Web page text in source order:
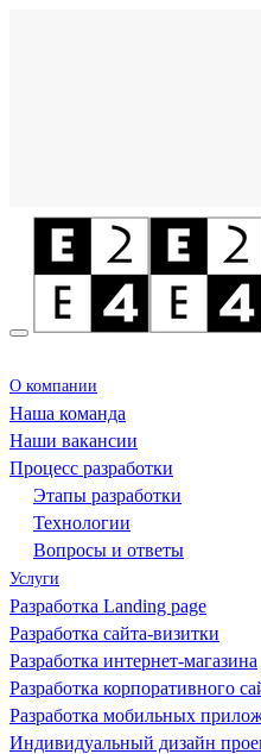
О компании
Наша команда
Наши вакансии
Процесс разработки
Этапы разработки
Технологии
Вопросы и ответы
Услуги
Разработка Landing page
Разработка сайта-визитки
Разработка интернет-магазина
Разработка корпоративного
Разработка мобильных
Индивидуальный дизайн